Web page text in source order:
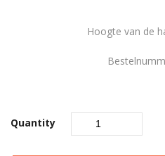
Hoogte van de
Quantity